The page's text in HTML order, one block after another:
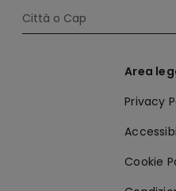
Area
Privacy
Cookie